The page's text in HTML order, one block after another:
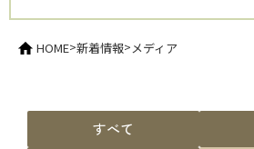
HOME>新着情報>メディア
すべて